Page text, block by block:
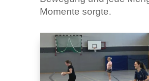
Momente sorgte.